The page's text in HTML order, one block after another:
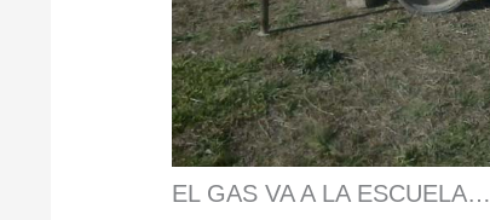
EL GAS VA A LA ESCUELA…